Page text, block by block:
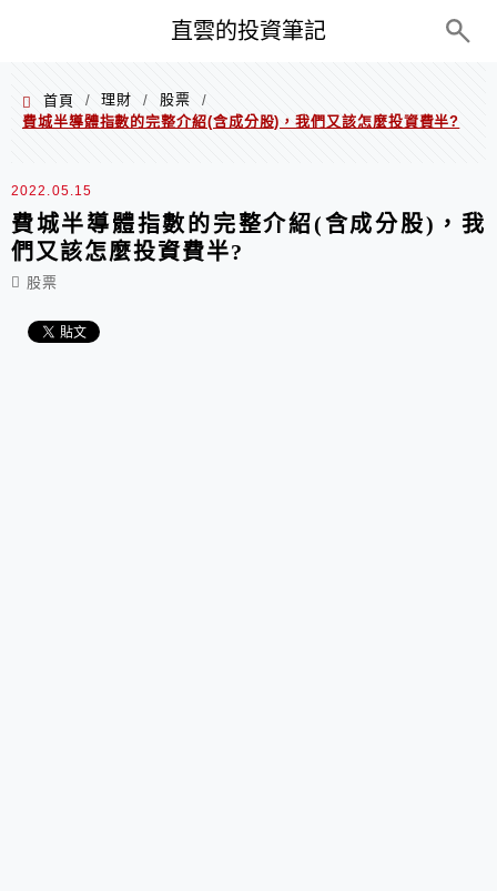
直雲的投資筆記
首頁 / 理財 / 股票
/
費城半導體指數的完整介紹(含成分股)，我們又該怎麼投資費半?
2022.05.15
費城半導體指數的完整介紹(含成分股)，我
們又該怎麼投資費半?
股票